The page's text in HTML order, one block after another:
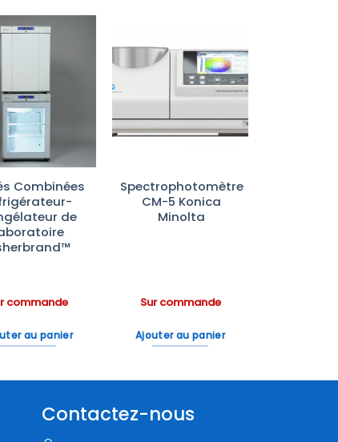
Ajouter
à la liste
Combinées
de
commande
au panier
Ajouter
Spectrophotomètre
CM-5 Konica
Minolta
Sur commande
Ajouter au panier
Contactez-nous